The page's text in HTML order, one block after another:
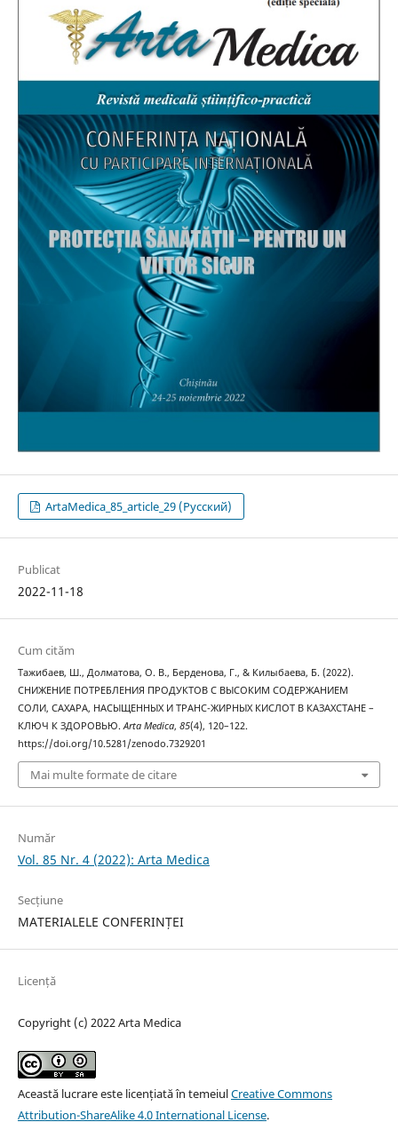
ArtaMedica_85_article_29 (Русский)
Publicat
2022-11-18
Cum cităm
Тажибаев, Ш., Долматова, О. В., Берденова, Г., & Килыбаева, Б. (2022).
СНИЖЕНИЕ ПОТРЕБЛЕНИЯ ПРОДУКТОВ С ВЫСОКИМ СОДЕРЖАНИЕМ
СОЛИ, САХАРА, НАСЫЩЕННЫХ И ТРАНС-ЖИРНЫХ КИСЛОТ В КАЗАХСТАНЕ –
КЛЮЧ К ЗДОРОВЬЮ. Arta Medica, 85(4), 120–122.
https://doi.org/10.5281/zenodo.7329201
Mai multe formate de citare
Număr
Vol. 85 Nr. 4 (2022): Arta Medica
Secțiune
MATERIALELE CONFERINȚEI
Licență
Copyright (c) 2022 Arta Medica
Această lucrare este licențiată în temeiulCreative Commons
Attribution-ShareAlike 4.0 International License.